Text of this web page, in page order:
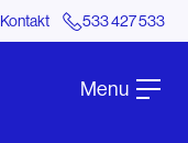
Kontakt 533 427 533
Menu